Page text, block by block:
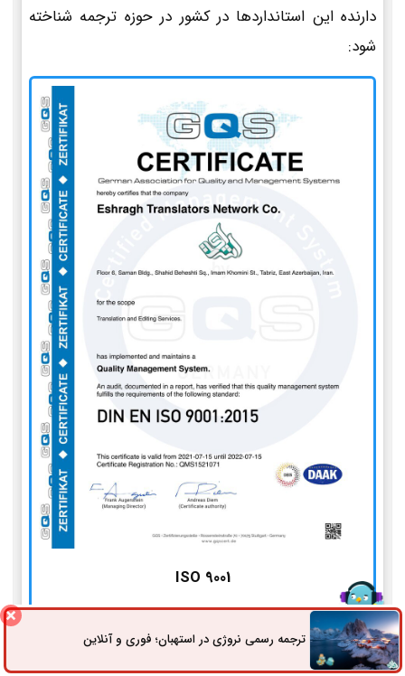
دارنده این استانداردها در کشور در حوزه ترجمه شناخته
شود:
ISO 9001
استاندارد مدیریت کیفیت
ترجمه رسمی نروژی در استهبان؛ فوری و آنلاینثبت سفارش راه های ارتباطی